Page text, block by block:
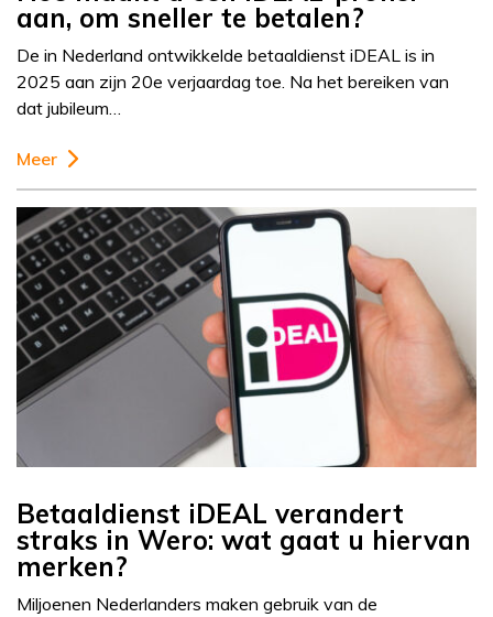
aan, om sneller te betalen?
De in Nederland ontwikkelde betaaldienst iDEAL is in
2025 aan zijn 20e verjaardag toe. Na het bereiken van
dat jubileum…
Meer
Betaaldienst iDEAL verandert
straks in Wero: wat gaat u hiervan
merken?
Miljoenen Nederlanders maken gebruik van de